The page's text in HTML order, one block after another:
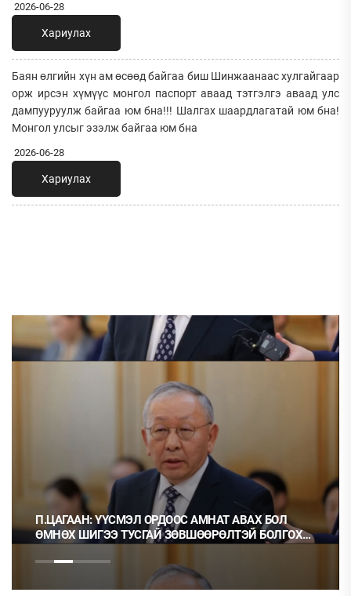
2026-06-28
Хариулах
Баян өлгийн хүн ам өсөөд байгаа биш Шинжаанаас хулгайгаар
орж ирсэн хүмүүс монгол паспорт аваад тэтгэлгэ аваад улс
дампууруулж байгаа юм бна!!! Шалгах шаардлагатай юм бна!
Мoнгол улсыг эзэлж байгаа юм бна
2026-06-28
Хариулах
П.ЦАГААН: ҮҮСМЭЛ ОРДООС АМНАТ АВАХ БОЛ
ӨМНӨХ ШИГЭЭ ТУСГАЙ ЗӨВШӨӨРӨЛТЭЙ БОЛГОХ